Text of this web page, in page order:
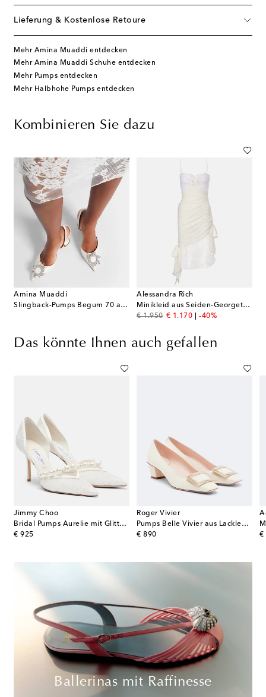
Lieferung & Kostenlose Retoure
Mehr Amina Muaddi entdecken
Mehr Amina Muaddi Schuhe entdecken
Mehr Pumps entdecken
Mehr Halbhohe Pumps entdecken
Kombinieren Sie dazu
Amina Muaddi
Slingback-Pumps Begum 70 aus Satin
Alessandra Rich
Minikleid aus Seiden-Georgette mit Spitze
€ 1.950
original price
€ 1.170
discount price
-40%
Das könnte Ihnen auch gefallen
Jimmy Choo
Bridal Pumps Aurelie mit Glitter und Zierperlen
€ 925
original price
Roger Vivier
Pumps Belle Vivier aus Lackleder
€ 890
original price
€
Ballerinas mit Raffinesse